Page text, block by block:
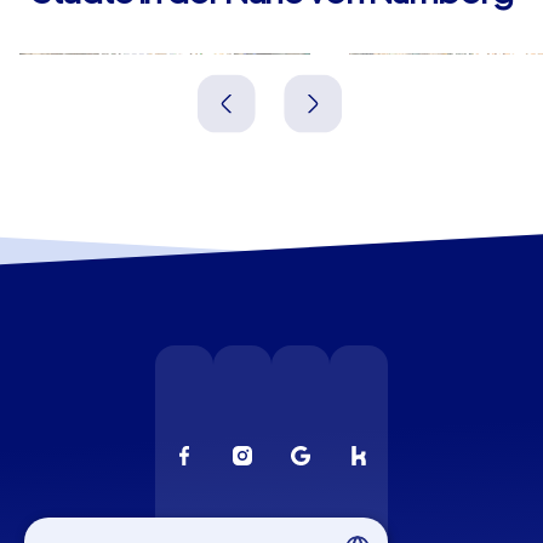
Fürth i. Bayern
Deutschland
Erlangen